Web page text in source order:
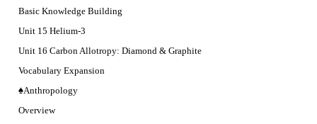
Basic Knowledge Building
Unit 15 Helium-3
Unit 16 Carbon Allotropy: Diamond & Graphite
Vocabulary Expansion
♠Anthropology
Overview